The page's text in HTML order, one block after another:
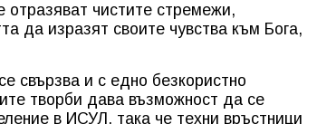
отразяват чистите стремежи,
да изразят своите чувства към Бога,
свързва и с едно безкористно
творби дава възможност да се
в ИСУЛ, така че техни връстници